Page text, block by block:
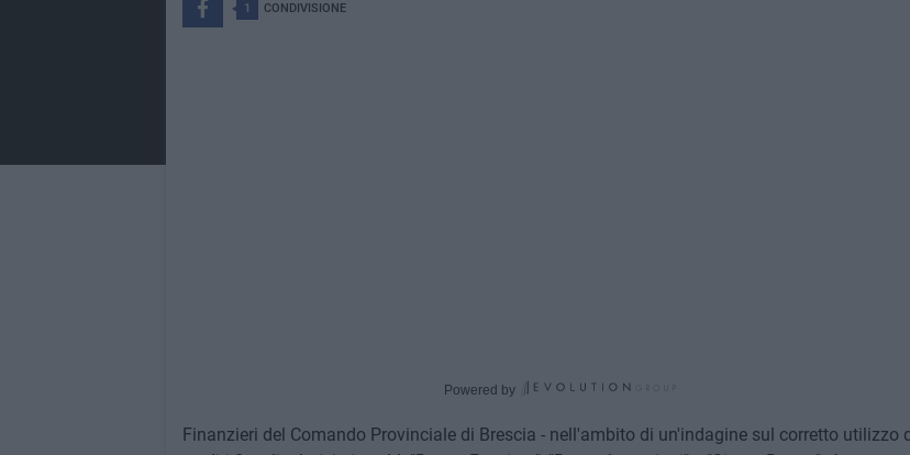
1 CONDIVISIONE
Powered by
Finanzieri del Comando Provinciale di Brescia - nell'ambito di un'indagine sul corretto utilizzo